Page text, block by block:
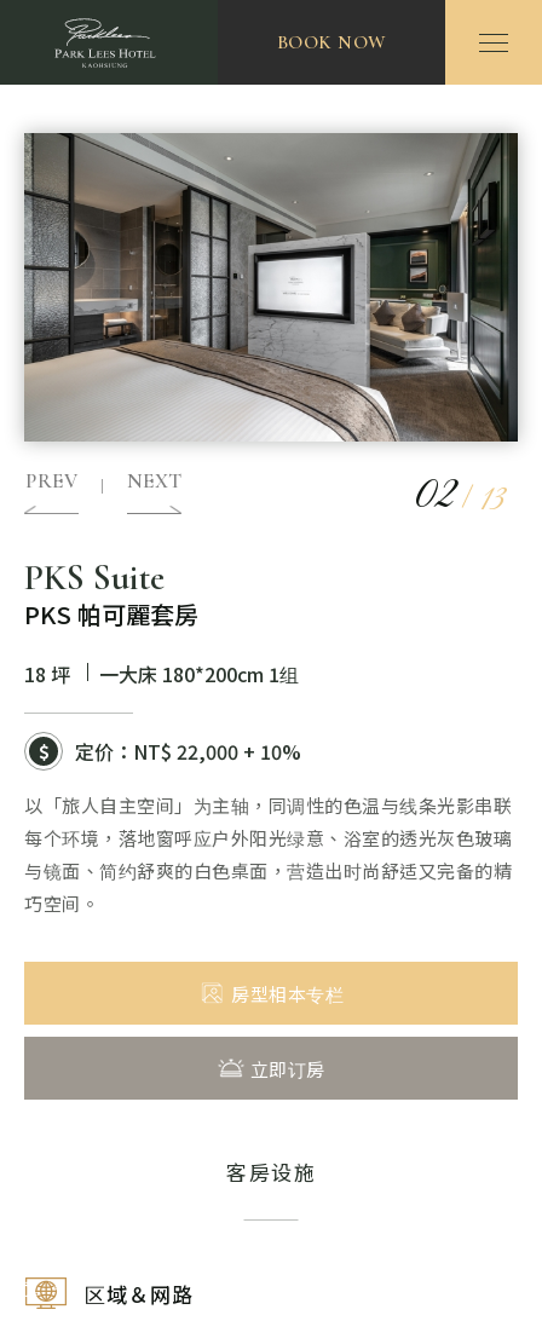
BOOK NOW
PKS Suite
PKS 帕可麗套房
18 坪 一大床 180*200cm 1组
定价： NT$ 22,000 + 10%
以「旅人自主空间」为主轴，同调性的色温与线条光影串联
每个环境，落地窗呼应户外阳光绿意、浴室的透光灰色玻璃
与镜面、简约舒爽的白色桌面，营造出时尚舒适又完备的精
巧空间。
房型相本专栏
立即订房
02 13
客房设施
区域＆网路